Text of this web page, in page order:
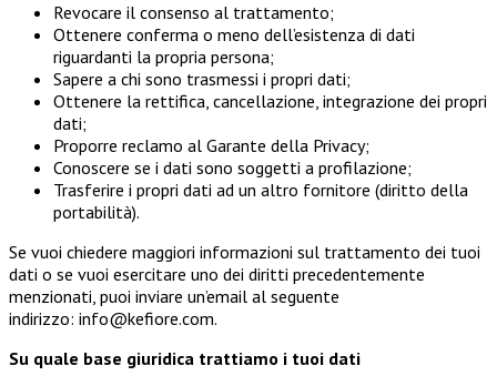
Revocare il consenso al trattamento;
Ottenere conferma o meno dell’esistenza di dati
riguardanti la propria persona;
Sapere a chi sono trasmessi i propri dati;
Ottenere la rettifica, cancellazione, integrazione dei propri
dati;
Proporre reclamo al Garante della Privacy;
Conoscere se i dati sono soggetti a profilazione;
Trasferire i propri dati ad un altro fornitore (diritto della
portabilità).
Se vuoi chiedere maggiori informazioni sul trattamento dei tuoi
dati o se vuoi esercitare uno dei diritti precedentemente
menzionati, puoi inviare un’email al seguente
indirizzo: info@kefiore.com.
Su quale base giuridica trattiamo i tuoi dati